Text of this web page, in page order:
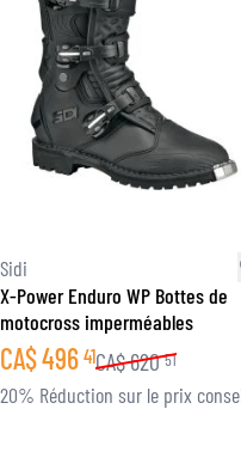
Sidi
X-Power Enduro WP Bottes de
motocross imperméables
CA$496 41CA$620 51
20% Réduction sur le prix